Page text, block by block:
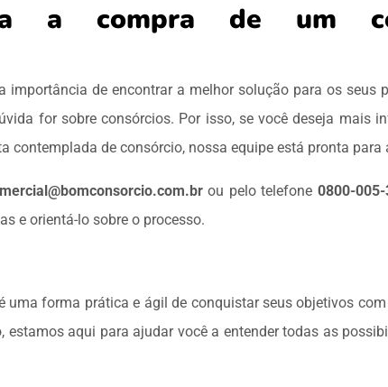
a compra de um
importância de encontrar a melhor solução para os seus
for sobre consórcios. Por isso, se você deseja mais
contemplada de consórcio, nossa equipe está pronta para
ou pelo telefone 0800-005-
e orientá-lo sobre o processo.
uma forma prática e ágil de conquistar seus objetivos
estamos aqui para ajudar você a entender todas as